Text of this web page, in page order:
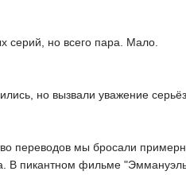
серий, но всего пара. Мало.
но вызвали уважение
переводов мы бросали
В пикантном фильме